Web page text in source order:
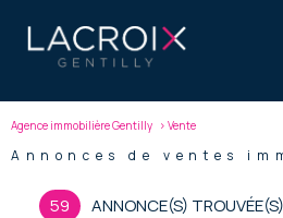
Agence immobilière Gentilly Vente
Annonces de ventes
59 ANNONCE(S)